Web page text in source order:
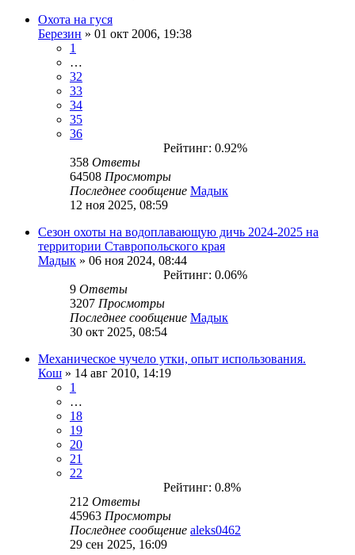
Охота на гуся
Березин » 01 окт 2006, 19:38
1
…
32
33
34
35
36
Рейтинг: 0.92%
358 Ответы
64508 Просмотры
Последнее сообщение Мадык
12 ноя 2025, 08:59
Сезон охоты на водоплавающую дичь 2024-2025 на
территории Ставропольского края
Мадык » 06 ноя 2024, 08:44
Рейтинг: 0.06%
9 Ответы
3207 Просмотры
Последнее сообщение Мадык
30 окт 2025, 08:54
Механическое чучело утки, опыт использования.
Кош » 14 авг 2010, 14:19
1
…
18
19
20
21
22
Рейтинг: 0.8%
212 Ответы
45963 Просмотры
Последнее сообщение aleks0462
29 сен 2025, 16:09